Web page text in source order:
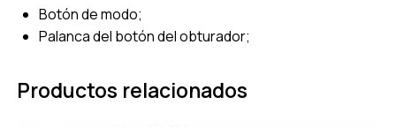
Botón de modo;
Palanca del botón del obturador;
Productos relacionados